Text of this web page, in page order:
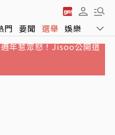
門 要聞 選舉 娛樂 運動
給警追！ 吞4紅單最高